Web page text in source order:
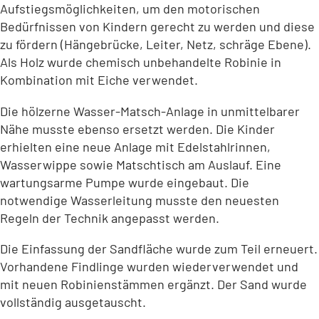
Aufstiegsmöglichkeiten, um den motorischen
Bedürfnissen von Kindern gerecht zu werden und diese
zu fördern (Hängebrücke, Leiter, Netz, schräge Ebene).
Als Holz wurde chemisch unbehandelte Robinie in
Kombination mit Eiche verwendet.
Die hölzerne Wasser-Matsch-Anlage in unmittelbarer
Nähe musste ebenso ersetzt werden. Die Kinder
erhielten eine neue Anlage mit Edelstahlrinnen,
Wasserwippe sowie Matschtisch am Auslauf. Eine
wartungsarme Pumpe wurde eingebaut. Die
notwendige Wasserleitung musste den neuesten
Regeln der Technik angepasst werden.
Die Einfassung der Sandfläche wurde zum Teil erneuert.
Vorhandene Findlinge wurden wiederverwendet und
mit neuen Robinienstämmen ergänzt. Der Sand wurde
vollständig ausgetauscht.